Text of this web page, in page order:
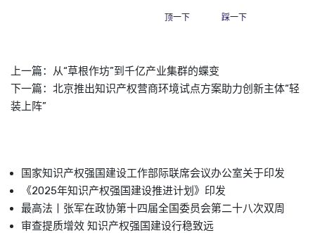
顶一下 踩一下
上一篇：
从“草根作坊”到千亿产业集群的蝶变
下一篇： 北京推出知识产权营商环境试点方案助力创新主体“轻
装上阵”
国家知识产权强国建设工作部际联席会议办公室关于印发
《2025年知识产权强国建设推进计划》印发
最高法丨张军在政协第十四届全国委员会第二十八次双周
审查提质增效 知识产权强国建设行稳致远